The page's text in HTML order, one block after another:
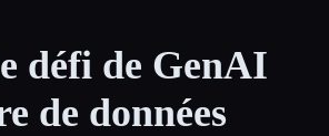
défi de GenAI
de données